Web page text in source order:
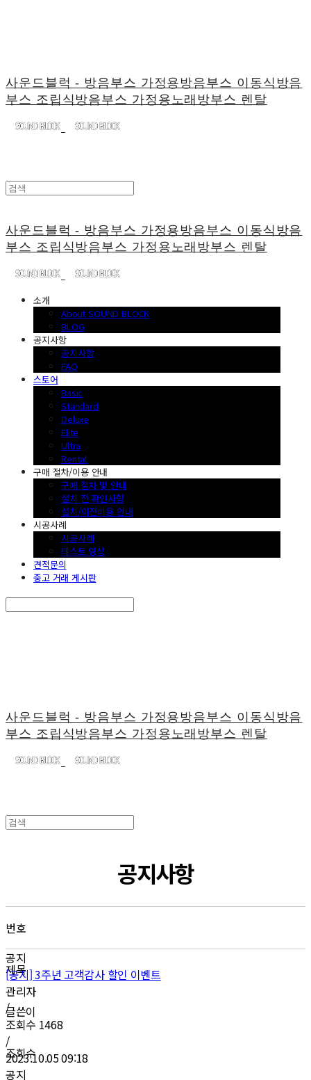
사운드블럭 - 방음부스 가정용방음부스 이동식방음
부스 조립식방음부스 가정용노래방부스 렌탈
사운드블럭 - 방음부스 가정용방음부스 이동식방음
부스 조립식방음부스 가정용노래방부스 렌탈
소개
About SOUND BLOCK
BLOG
공지사항
공지사항
FAQ
스토어
Basic
Standard
Deluxe
Elite
Ultra
Rental
구매 절차/이용 안내
구매 절차 및 안내
설치 전 확인사항
설치/이전비용 안내
시공사례
시공사례
테스트 영상
견적문의
중고 거래 게시판
사운드블럭 - 방음부스 가정용방음부스 이동식방음
부스 조립식방음부스 가정용노래방부스 렌탈
공지사항
번호
제목
글쓴이
조회수
공지
[공지]3주년 고객감사 할인 이벤트
관리자
/
조회수 1468
/
2023.10.05 09:18
공지